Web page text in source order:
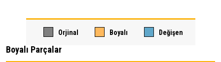
Orjinal Boyalı Değişen
Boyalı Parçalar